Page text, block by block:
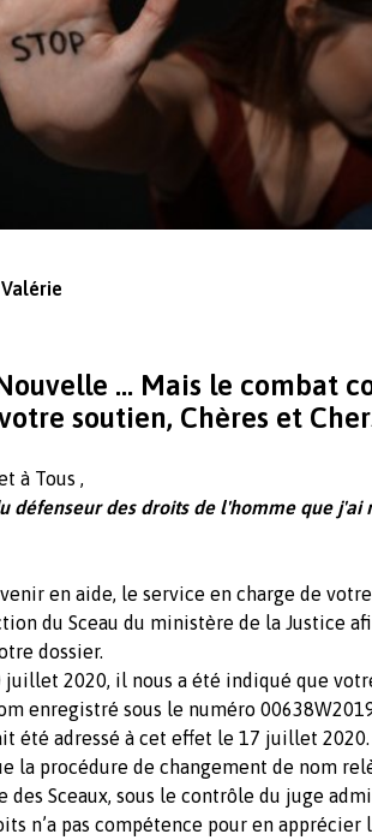
... Mais le combat
soutien, Chères et
à Tous ,
défenseur des droits de l'homme que
en aide, le service en charge de
du Sceau du ministère de la Justice
dossier.
juillet 2020, il nous a été indiqué que
enregistré sous le numéro
été adressé à cet effet le 17 juillet 2020.
la procédure de changement de nom
des Sceaux, sous le contrôle du juge
n’a pas compétence pour en apprécier